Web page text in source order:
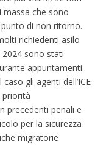
che sono
di non ritorno.
richiedenti asilo
sono stati
appuntamenti
gli agenti dell’ICE
priorità
precedenti penali e
per la sicurezza
migratorie